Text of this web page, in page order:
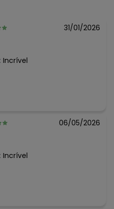
31/01/2026
Incrível
06/05/2026
Incrível